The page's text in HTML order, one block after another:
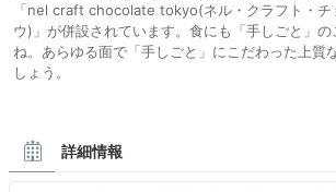
「nel craft chocolate tokyo(ネル・クラフト・チ
ウ)」が併設されています。食にも「手しごと」
ね。あらゆる面で「手しごと」にこだわった上質
しょう。
詳細情報